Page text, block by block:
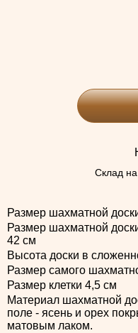
Склад на
Размер шахматной
Размер шахматной
42 см
Высота доски в
Размер самого
Размер клетки 4,5 см
Материал шахматной
поле - ясень и орех
матовым лаком.